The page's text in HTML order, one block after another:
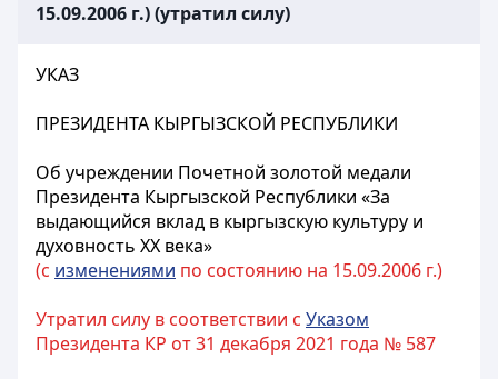
15.09.2006 г.) (утратил силу)
УКАЗ
ПРЕЗИДЕНТА КЫРГЫЗСКОЙ РЕСПУБЛИКИ
Об учреждении Почетной золотой медали
Президента Кыргызской Республики «За
выдающийся вклад в кыргызскую культуру и
духовность XX века»
(с изменениями по состоянию на 15.09.2006 г.)
Утратил силу в соответствии с Указом
Президента КР от 31 декабря 2021 года № 587